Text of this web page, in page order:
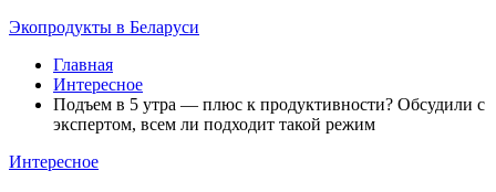
Экопродукты в Беларуси
Главная
Интересное
Подъем в 5 утра — плюс к продуктивности? Обсудили с
экспертом, всем ли подходит такой режим
Интересное